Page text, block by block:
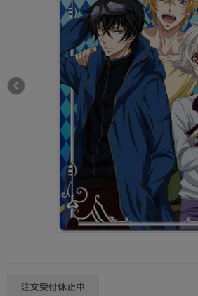
この商品をシェアする
注文受付休止中